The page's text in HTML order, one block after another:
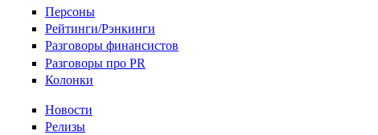
Персоны
Рейтинги/Рэнкинги
Разговоры финансистов
Разговоры про PR
Колонки
Новости
Релизы